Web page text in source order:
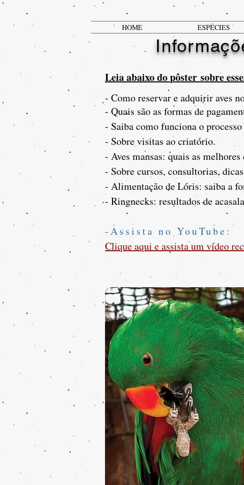
HOME ESPÉCIES
Leia abaixo dopôster sobre
- Como reservar e adquirir aves
- Quais são as formas de
- Saiba como funciona o processo
- Sobre visitas ao criatório.
- Aves mansas: quais as
- Sobre cursos, consultorias,
- Alimentação de Lóris: saiba a
- Ringnecks: resultados de
-Assista no YouTube:
Clique aqui e assista um vídeo